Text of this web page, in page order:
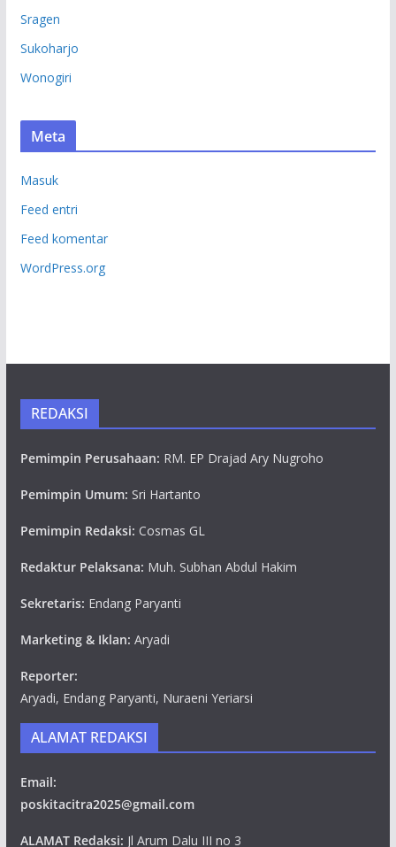
Sragen
Sukoharjo
Wonogiri
Meta
Masuk
Feed entri
Feed komentar
WordPress.org
REDAKSI
Pemimpin Perusahaan: RM. EP Drajad Ary Nugroho
Pemimpin Umum: Sri Hartanto
Pemimpin Redaksi: Cosmas GL
Redaktur Pelaksana: Muh. Subhan Abdul Hakim
Sekretaris: Endang Paryanti
Marketing & Iklan: Aryadi
Reporter:
Aryadi, Endang Paryanti, Nuraeni Yeriarsi
ALAMAT REDAKSI
Email:
poskitacitra2025@gmail.com
ALAMAT Redaksi: Jl Arum Dalu III no 3